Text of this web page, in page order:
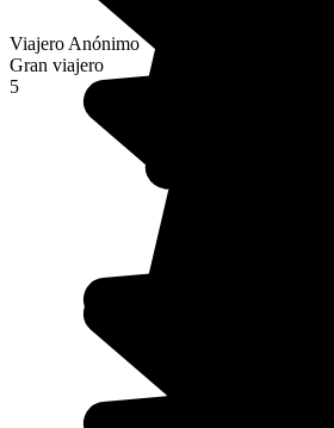
Viajero Anónimo
Gran viajero
5